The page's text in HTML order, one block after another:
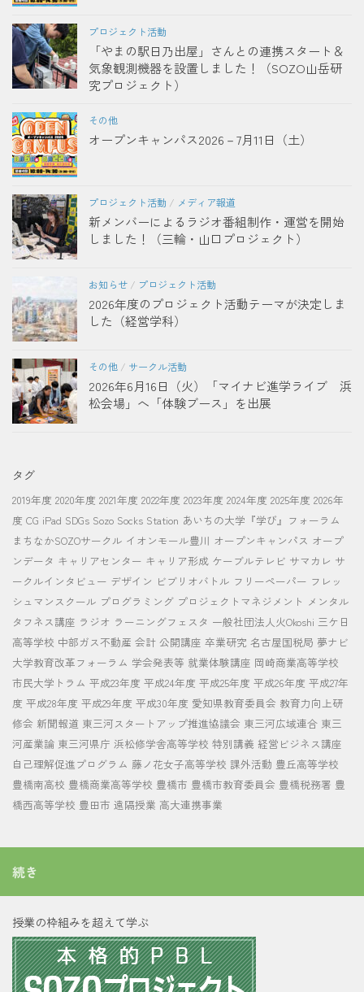
プロジェクト活動
「やまの駅日乃出屋」さんとの連携スタート＆
気象観測機器を設置しました！（SOZO山岳研
究プロジェクト）
その他
オープンキャンパス2026－7月11日（土）
プロジェクト活動 / メディア報道
新メンバーによるラジオ番組制作・運営を開始
しました！（三輪・山口プロジェクト）
お知らせ / プロジェクト活動
2026年度のプロジェクト活動テーマが決定しま
した（経営学科）
その他 / サークル活動
2026年6月16日（火）「マイナビ進学ライブ 浜
松会場」へ「体験ブース」を出展
タグ
2019年度 2020年度 2021年度 2022年度 2023年度 2024年度 2025年度 2026年
度 CG iPad SDGs Sozo Socks Station あいちの大学『学び』フォーラム
まちなかSOZOサークル イオンモール豊川 オープンキャンパス オープ
ンデータ キャリアセンター キャリア形成 ケーブルテレビ サマカレ サ
ークルインタビュー デザイン ビブリオバトル フリーペーパー フレッ
シュマンスクール プログラミング プロジェクトマネジメント メンタル
タフネス講座 ラジオ ラーニングフェスタ 一般社団法人火Okoshi 三ケ日
高等学校 中部ガス不動産 会計 公開講座 卒業研究 名古屋国税局 夢ナビ
大学教育改革フォーラム 学会発表等 就業体験講座 岡崎商業高等学校
市民大学トラム 平成23年度 平成24年度 平成25年度 平成26年度 平成27年
度 平成28年度 平成29年度 平成30年度 愛知県教育委員会 教育力向上研
修会 新聞報道 東三河スタートアップ推進協議会 東三河広域連合 東三
河産業論 東三河県庁 浜松修学舎高等学校 特別講義 経営ビジネス講座
自己理解促進プログラム 藤ノ花女子高等学校 課外活動 豊丘高等学校
豊橋南高校 豊橋商業高等学校 豊橋市 豊橋市教育委員会 豊橋税務署 豊
橋西高等学校 豊田市 遠隔授業 高大連携事業
続き
授業の枠組みを超えて学ぶ